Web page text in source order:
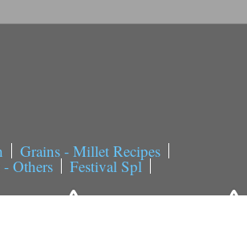
Grains - Millet Recipes
- Others Festival Spl